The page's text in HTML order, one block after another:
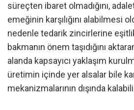
süreçten ibaret olmadığını,
emeğinin karşılığını alabilmesi
nedenle tedarik zincirlerine
bakmanın önem taşıdığını
alanda kapsayıcı yaklaşım
üretimin içinde yer alsalar bile
mekanizmalarının dışında